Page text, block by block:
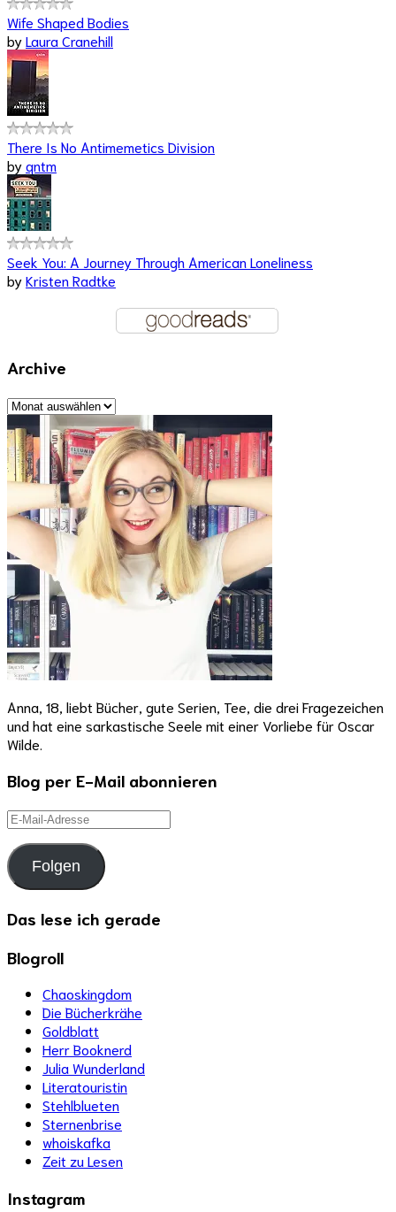
Wife Shaped Bodies
byLaura Cranehill
There Is No Antimemetics Division
byqntm
Seek You: A Journey Through American Loneliness
byKristen Radtke
Archive
Archive
Anna, 18, liebt Bücher, gute Serien, Tee, die drei Fragezeichen
und hat eine sarkastische Seele mit einer Vorliebe für Oscar
Wilde.
Blog per E-Mail abonnieren
E-
Mail-
Adresse
Folgen
Das lese ich gerade
Blogroll
Chaoskingdom
Die Bücherkrähe
Goldblatt
Herr Booknerd
Julia Wunderland
Literatouristin
Stehlblueten
Sternenbrise
whoiskafka
Zeit zu Lesen
Instagram